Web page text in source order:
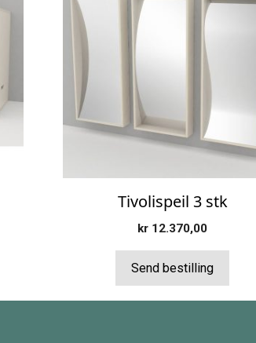
Tivolispeil 3 stk
kr 12.370,00
Send bestilling